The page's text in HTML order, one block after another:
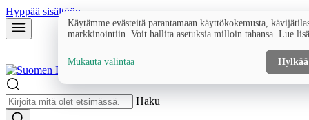
Hyppää sisältöön
Haku
Käytämme evästeitä parantamaan käyttökokemusta,
markkinointiin. Voit hallita asetuksia milloin tahansa. Lue
Mukauta valintaa Hylkää